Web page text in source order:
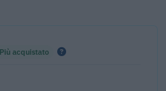
Più acquistato